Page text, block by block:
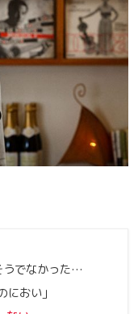
渋谷でボサノヴァ×ワイン。ありそうでなかったコンセプト
おい」